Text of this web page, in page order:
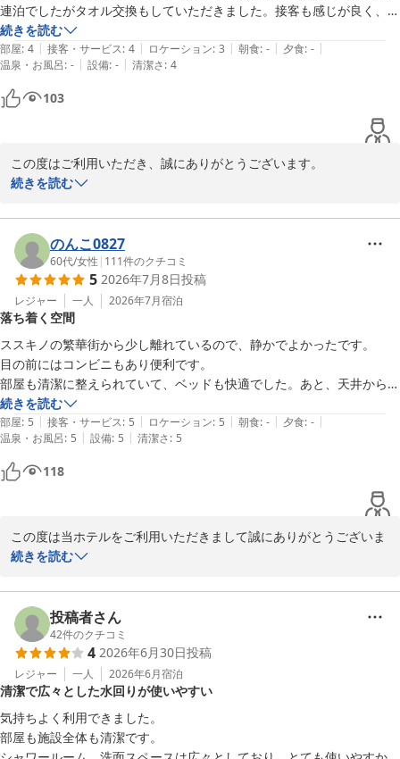
スマイルホテル札幌すすきの南
2026-08-05
連泊でしたがタオル交換もしていただきました。接客も感じが良く、何
も問題なかったです。
続きを読む
部屋: 4 | 接客・サービス: 4 | ロケーション: 3 | 朝食: - | 夕食: - |
温泉・お風呂: - | 設備: - | 清潔さ: 4
103
この度はご利用いただき、誠にありがとうございます。
く思います。お客様に快適にお過ごしいただけたことが何よりの喜
びです。
これからもより良いサービスを提供できるよう努めて参りますの
で、ぜひまたのお越しをお待ちしております。
スマイルホテル札幌すすきの南
スマイルホテル札幌すすきの南
2026-07-13
続きを読む
のんこ0827
60代/女性 | 111件のクチコミ
5 2026年7月8日投稿
レジャー 一人 2026年7月宿泊
落ち着く空間
ススキノの繁華街から少し離れているので、静かでよかったです。
目の前にはコンビニもあり便利です。
部屋も清潔に整えられていて、ベッドも快適でした。あと、天井からの
シャワーは初めてでびっくりしましたが、気持ちよかったです。浴槽は
ありませんでしたが、問題なかったと思います。
忘れ物をしてきてしまいましたが、応対も大変丁寧でした。
また札幌に行ったら泊まりたいなと思います。お世話になりました。
続きを読む
部屋: 5 | 接客・サービス: 5 | ロケーション: 5 | 朝食: - | 夕食: - |
温泉・お風呂: 5 | 設備: 5 | 清潔さ: 5
118
この度は当ホテルをご利用いただきまして誠にありがとうございま
す。
す。
レインシャワーもご活用いただきましてありがとうございます。
今後とも、よりよいサービス向上を目指してまいります。
またのご利用心よりお待ちしております。
スマイルホテル札幌すすきの南
2026-07-08
続きを読む
投稿者さん
42件のクチコミ
4 2026年6月30日投稿
レジャー 一人 2026年6月宿泊
清潔で広々とした水回りが使いやすい
気持ちよく利用できました。
部屋も施設全体も清潔です。